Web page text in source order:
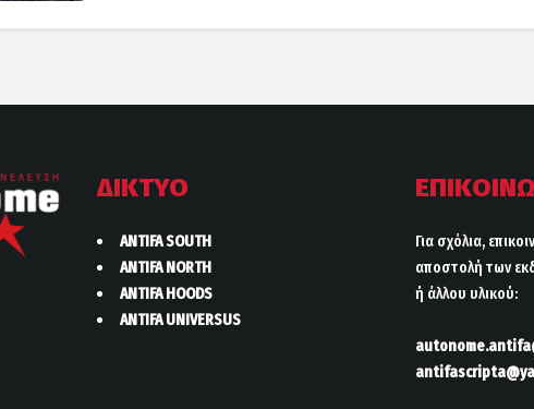
ΔΙΚΤΥΟ
ANTIFA SOUTH
ANTIFA NORTH
ANTIFA HOODS
ANTIFA UNIVERSUS
Για σχόλια,
αποστολή των
ή άλλου υλικού: